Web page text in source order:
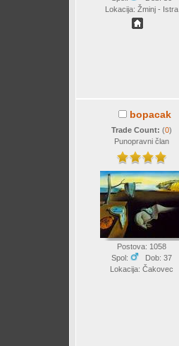
Lokacija: Žminj - Istra
bopacak
Trade Count: (0)
Punopravni član
Postova: 1058
Spol:
Dob: 37
Lokacija: Čakovec